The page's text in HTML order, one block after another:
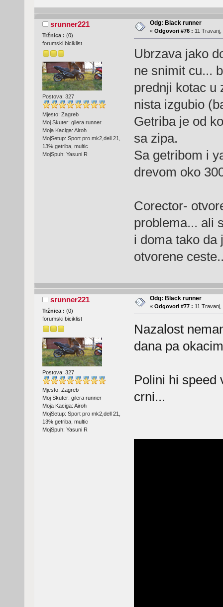
srunner221
Tržnica : (0)
forumski biciklist
Postova: 327
Mjesto: Zagreb
Moj Skuter: gilera runner
Moja Kaciga: Airoh
MojSetup: Sport pro mk2,dell 21,
13% getriba, multic
MojSpuh: Yasuni R
Odg: Black runner
« Odgovori #76 : 11
Ubrzava jako
ne snimit cu...
prednji kotac u
nista izgubio
Getriba je od
sa zipa.
Sa getribom i
drevom oko
Corector-
problema... ali
i doma tako da
otvorene
srunner221
Tržnica : (0)
forumski biciklist
Postova: 327
Mjesto: Zagreb
Moj Skuter: gilera runner
Moja Kaciga: Airoh
MojSetup: Sport pro mk2,dell 21,
13% getriba, multic
MojSpuh: Yasuni R
Odg: Black runner
« Odgovori #77 : 11
Nazalost
dana pa
Polini hi speed
crni...